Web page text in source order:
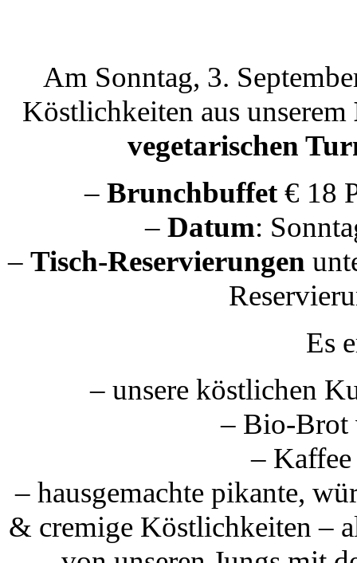
Am Sonntag, 3.
Köstlichkeiten aus unserem
vegetarischen
– Brunchbuffet€ 18
– Datum:
– Tisch-Reservierungen
Es
– unsere köstlichen
– Bio-
–
– hausgemachte pikante,
& cremige Köstlichkeiten –